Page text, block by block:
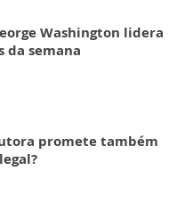
Washington lidera
da semana
promete também